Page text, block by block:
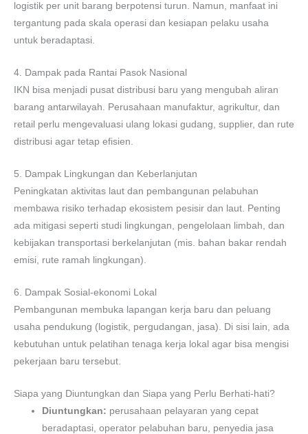
logistik per unit barang berpotensi turun. Namun, manfaat ini
tergantung pada skala operasi dan kesiapan pelaku usaha
untuk beradaptasi.
4. Dampak pada Rantai Pasok Nasional
IKN bisa menjadi pusat distribusi baru yang mengubah aliran
barang antarwilayah. Perusahaan manufaktur, agrikultur, dan
retail perlu mengevaluasi ulang lokasi gudang, supplier, dan rute
distribusi agar tetap efisien.
5. Dampak Lingkungan dan Keberlanjutan
Peningkatan aktivitas laut dan pembangunan pelabuhan
membawa risiko terhadap ekosistem pesisir dan laut. Penting
ada mitigasi seperti studi lingkungan, pengelolaan limbah, dan
kebijakan transportasi berkelanjutan (mis. bahan bakar rendah
emisi, rute ramah lingkungan).
6. Dampak Sosial-ekonomi Lokal
Pembangunan membuka lapangan kerja baru dan peluang
usaha pendukung (logistik, pergudangan, jasa). Di sisi lain, ada
kebutuhan untuk pelatihan tenaga kerja lokal agar bisa mengisi
pekerjaan baru tersebut.
Siapa yang Diuntungkan dan Siapa yang Perlu Berhati-hati?
Diuntungkan: perusahaan pelayaran yang cepat
beradaptasi, operator pelabuhan baru, penyedia jasa